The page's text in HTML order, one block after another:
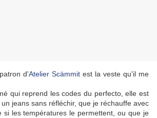
d'Atelier Scämmit est la veste qu'il me
qui reprend les codes du perfecto, elle est
jeans sans réfléchir, que je réchauffe avec
si les températures le permettent, ou que je